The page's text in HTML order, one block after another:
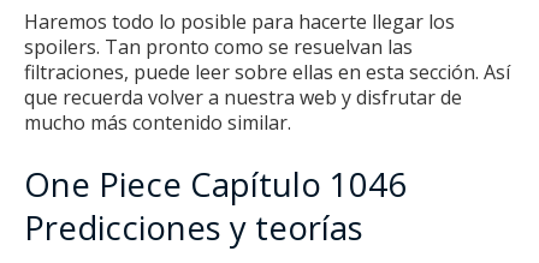
Haremos todo lo posible para hacerte llegar los
spoilers. Tan pronto como se resuelvan las
filtraciones, puede leer sobre ellas en esta sección. Así
que recuerda volver a nuestra web y disfrutar de
mucho más contenido similar.
One Piece Capítulo 1046
Predicciones y teorías